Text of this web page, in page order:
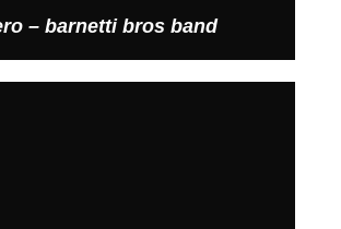
– barnetti bros band